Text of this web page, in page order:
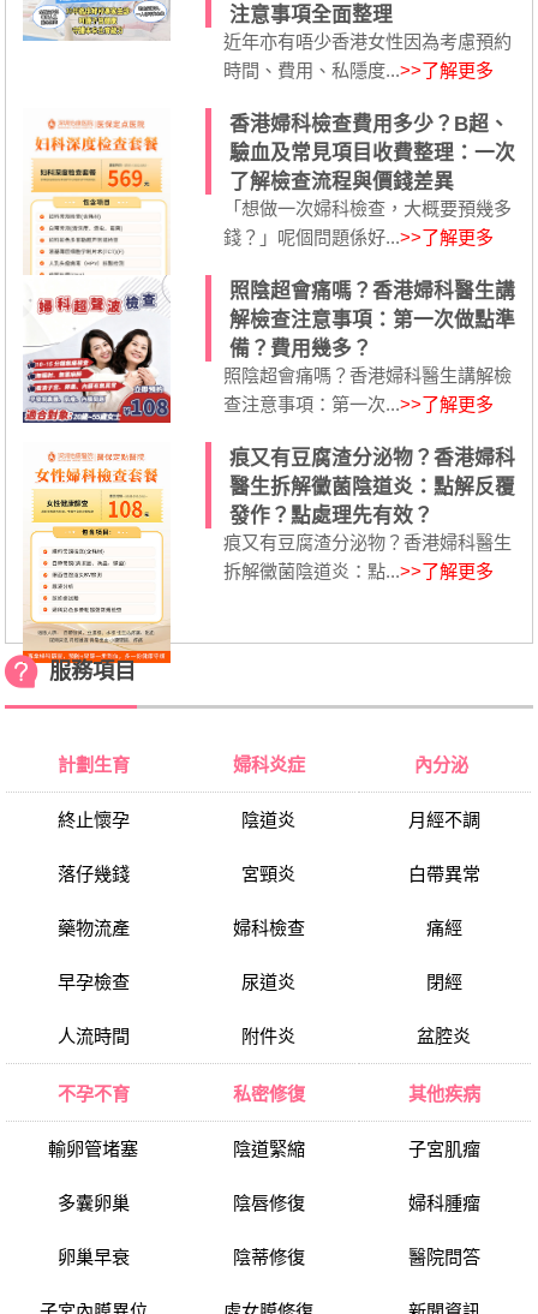
注意事項全面整理
近年亦有唔少香港女性因為考慮預約
時間、費用、私隱度...>>了解更多
香港婦科檢查費用多少？B超、
驗血及常見項目收費整理：一次
了解檢查流程與價錢差異
「想做一次婦科檢查，大概要預幾多
錢？」呢個問題係好...>>了解更多
照陰超會痛嗎？香港婦科醫生講
解檢查注意事項：第一次做點準
備？費用幾多？
照陰超會痛嗎？香港婦科醫生講解檢
查注意事項：第一次...>>了解更多
痕又有豆腐渣分泌物？香港婦科
醫生拆解黴菌陰道炎：點解反覆
發作？點處理先有效？
痕又有豆腐渣分泌物？香港婦科醫生
拆解黴菌陰道炎：點...>>了解更多
服務項目
計劃生育
終止懷孕
落仔幾錢
藥物流產
早孕檢查
人流時間
婦科炎症
陰道炎
宮頸炎
婦科檢查
尿道炎
附件炎
內分泌
月經不調
白帶異常
痛經
閉經
盆腔炎
不孕不育
輸卵管堵塞
多囊卵巢
卵巢早衰
私密修復
陰道緊縮
陰唇修復
陰蒂修復
其他疾病
子宮肌瘤
婦科腫瘤
醫院問答